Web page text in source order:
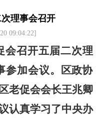
理事会召开
09:04:22]
召开五届二次理
加会议。
区政协
老促会会长王兆卿
认真学习了中央办